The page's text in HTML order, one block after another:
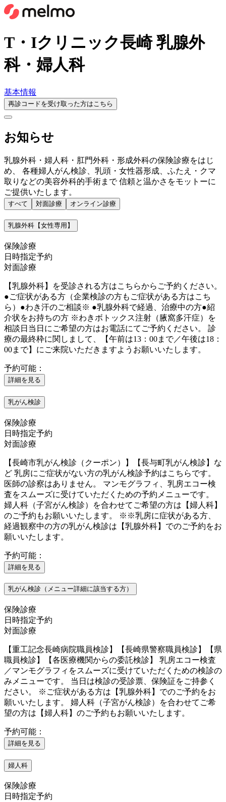
T・Iクリニック長崎 乳腺外
科・婦人科
基本情報
再診コードを受け取った方はこちら
お知らせ
乳腺外科・婦人科・肛門外科・形成外科の保険診療をはじ
め、 各種婦人がん検診、乳頭・女性器形成、ふたえ・クマ
取りなどの美容外科的手術まで 信頼と温かさをモットーに
ご提供いたします。
すべて 対面診療 オンライン診療
乳腺外科【女性専用】
保険診療
日時指定予約
対面診療
【乳腺外科】を受診される方はこちらからご予約ください。
●ご症状がある方（企業検診の方もご症状がある方はこち
ら）●わき汗のご相談※ ●乳腺外科で経過、治療中の方●紹
介状をお持ちの方 ※わきボトックス注射（腋窩多汗症）を
相談日当日にご希望の方はお電話にてご予約ください。 診
療の最終枠に関しまして、【午前は13：00まで／午後は18：
00まで】にご来院いただきますようお願いいたします。
予約可能：
詳細を見る
乳がん検診
保険診療
日時指定予約
対面診療
【長崎市乳がん検診（クーポン）】【長与町乳がん検診】な
ど 乳房にご症状がない方の乳がん検診予約はこちらです。
医師の診察はありません。 マンモグラフィ、乳房エコー検
査をスムーズに受けていただくための予約メニューです。
婦人科（子宮がん検診）を合わせてご希望の方は【婦人科】
のご予約もお願いいたします。 ※※乳房に症状がある方、
経過観察中の方の乳がん検診は【乳腺外科】でのご予約をお
願いいたします。
予約可能：
詳細を見る
乳がん検診（メニュー詳細に該当する方）
保険診療
日時指定予約
対面診療
【重工記念長崎病院職員検診】【長崎県警察職員検診】【県
職員検診】【各医療機関からの委託検診】 乳房エコー検査
／マンモグラフィをスムーズに受けていただくための検診の
みメニューです。 当日は検診の受診票、保険証をご持参く
ださい。 ※ご症状がある方は【乳腺外科】でのご予約をお
願いいたします。 婦人科（子宮がん検診）を合わせてご希
望の方は【婦人科】のご予約もお願いいたします。
予約可能：
詳細を見る
婦人科
保険診療
日時指定予約